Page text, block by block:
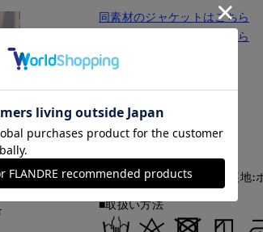
同素材のジャケットはこちら
同素材のワンピースはこちら
■品番
■原産国
中国製
■クオリティ
表地:ポリエステル100% 裏地:
■取扱い方法